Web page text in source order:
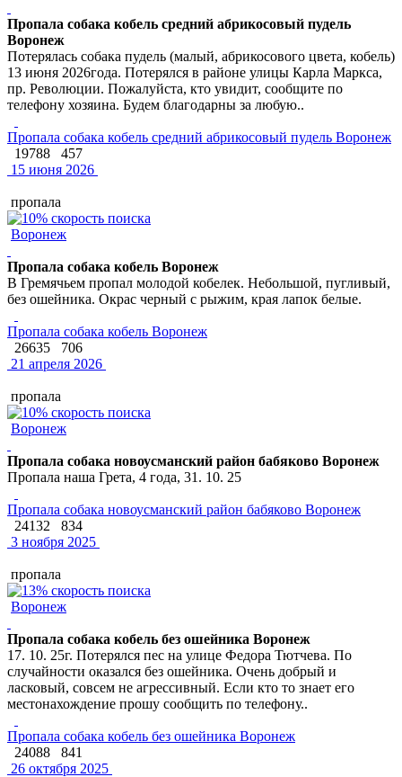
Пропала собака кобель средний абрикосовый пудель
Воронеж
Потерялась собака пудель (малый, абрикосового цвета, кобель)
13 июня 2026года. Потерялся в районе улицы Карла Маркса,
пр. Революции. Пожалуйста, кто увидит, сообщите по
телефону хозяина. Будем благодарны за любую..
Пропала собака кобель средний абрикосовый пудель Воронеж
19788
457
15 июня 2026
пропала
Воронеж
Пропала собака кобель Воронеж
В Гремячьем пропал молодой кобелек. Небольшой, пугливый,
без ошейника. Окрас черный с рыжим, края лапок белые.
Пропала собака кобель Воронеж
26635
706
21 апреля 2026
пропала
Воронеж
Пропала собака новоусманский район бабяково Воронеж
Пропала наша Грета, 4 года, 31. 10. 25
Пропала собака новоусманский район бабяково Воронеж
24132
834
3 ноября 2025
пропала
Воронеж
Пропала собака кобель без ошейника Воронеж
17. 10. 25г. Потерялся пес на улице Федора Тютчева. По
случайности оказался без ошейника. Очень добрый и
ласковый, совсем не агрессивный. Если кто то знает его
местонахождение прошу сообщить по телефону..
Пропала собака кобель без ошейника Воронеж
24088
841
26 октября 2025